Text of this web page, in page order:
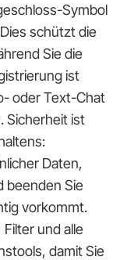
Symbol
schützt die
Sie die
ist
oder Text-Chat
Sicherheit ist
Daten,
beenden Sie
vorkommt.
und alle
damit Sie